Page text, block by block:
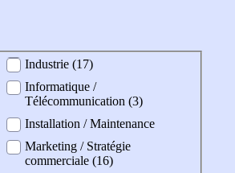
Industrie (17)
Informatique /
Télécommunication (3)
Installation / Maintenance
Marketing / Stratégie
commerciale (16)